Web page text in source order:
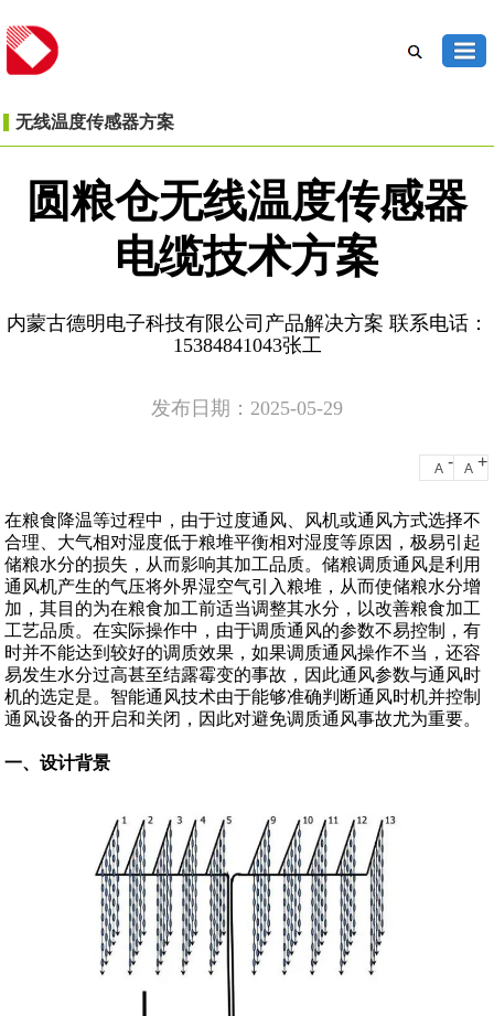
无线温度传感器方案
圆粮仓无线温度传感器
电缆技术方案
内蒙古德明电子科技有限公司产品解决方案 联系电话：
15384841043张工
发布日期：2025-05-29
A - A +
在粮食降温等过程中，由于过度通风、风机或通风方式选择不
合理、大气相对湿度低于粮堆平衡相对湿度等原因，极易引起
储粮水分的损失，从而影响其加工品质。储粮调质通风是利用
通风机产生的气压将外界湿空气引入粮堆，从而使储粮水分增
加，其目的为在粮食加工前适当调整其水分，以改善粮食加工
工艺品质。在实际操作中，由于调质通风的参数不易控制，有
时并不能达到较好的调质效果，如果调质通风操作不当，还容
易发生水分过高甚至结露霉变的事故，因此通风参数与通风时
机的选定是。智能通风技术由于能够准确判断通风时机并控制
通风设备的开启和关闭，因此对避免调质通风事故尤为重要。
一、设计背景